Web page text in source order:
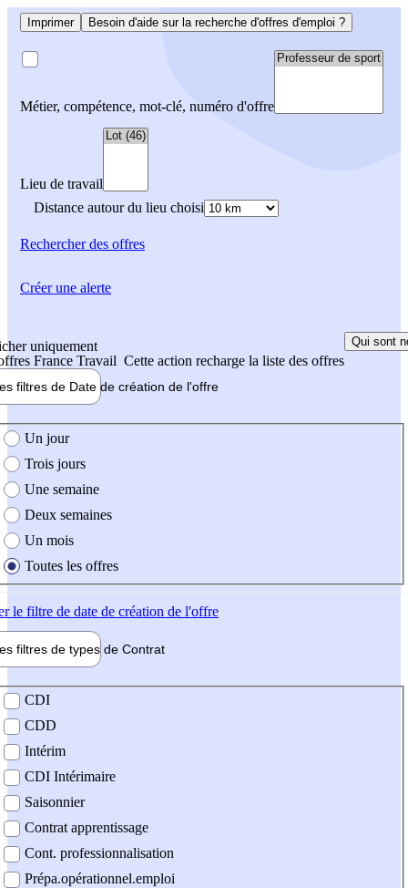
Imprimer Besoin d'aide sur la recherche d'offres d'emploi ?
Métier, compétence, mot-clé, numéro d'offre
Lieu de travail
Distance autour du lieu choisi
Rechercherdes offres
uniquement
France Travail Cette action recharge la liste des offres
Qui sont
filtres de Date de création de l'offre
création de l'offre
Un jour
Trois jours
Une semaine
Deux semaines
Un mois
Toutes les offres
le filtre de date de création de l'offre
filtres de types de Contrat
contrat
CDI
CDD
Intérim
CDI Intérimaire
Saisonnier
Contrat apprentissage
Cont. professionnalisation
Prépa.opérationnel.emploi
Créer une alerte